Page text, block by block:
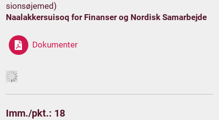
sionsøjemed)
Naalakkersuisoq for Finanser og Nordisk Samarbejde
Dokumenter
Imm./pkt.: 18